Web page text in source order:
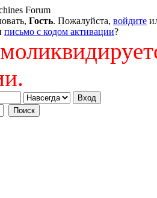
Гость. Пожалуйста, войдите
письмо с кодом активации?